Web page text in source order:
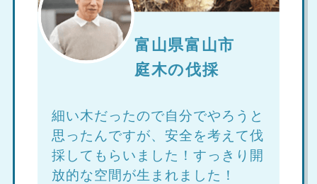
富山県富山市
庭木の伐採
細い木だったので自分でやろうと
思ったんですが、安全を考えて伐
採してもらいました！すっきり開
放的な空間が生まれました！